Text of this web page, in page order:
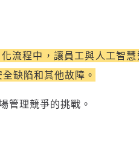
證流程中，讓員工與人工智
缺陷和其他故障。
管理競爭的挑戰。
？登入繼續閱讀